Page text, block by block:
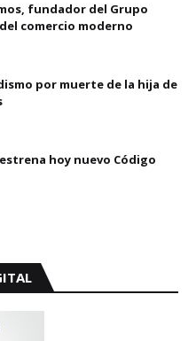
fundador del Grupo
comercio moderno
por muerte de la hija de
estrena hoy nuevo Código